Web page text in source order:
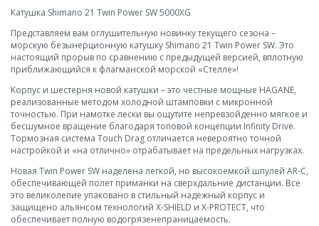
Катушка Shimano 21 Twin Power SW 5000XG
Представляем вам оглушительную новинку текущего сезона –
морскую безынерционную катушку Shimano 21 Twin Power SW. Это
настоящий прорыв по сравнению с предыдущей версией, вплотную
приближающийся к флагманской морской «Стелле»!
Корпус и шестерня новой катушки – это честные мощные HAGANE,
реализованные методом холодной штамповки с микронной
точностью. При намотке лески вы ощутите непревзойденно мягкое и
бесшумное вращение благодаря топовой концепции Infinity Drive.
Тормозная система Touch Drag отличается невероятно точной
настройкой и «на отлично» отрабатывает на предельных нагрузках.
Новая Twin Power SW наделена легкой, но высокоемкой шпулей AR-C,
обеспечивающей полет приманки на сверхдальние дистанции. Все
это великолепие упаковано в стильный надежный корпус и
защищено альянсом технологий X-SHIELD и X-PROTECT, что
обеспечивает полную водогрязенепраницаемость.